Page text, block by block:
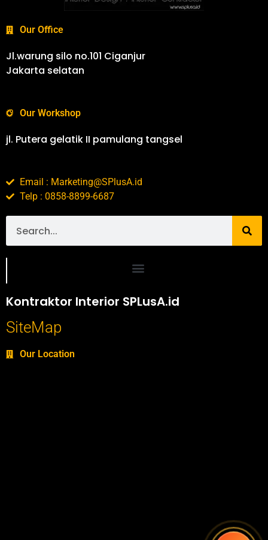
Our Office
Jl.warung silo no.101 Ciganjur
Jakarta selatan
Our Workshop
jl. Putera gelatik II pamulang tangsel
Email : Marketing@SPlusA.id
Telp : 0858-8899-6687
Kontraktor Interior SPLusA.id
SiteMap
Our Location